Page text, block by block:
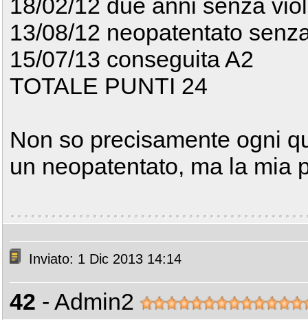
18/02/12 due anni senza
13/08/12 neopatentato
15/07/13 conseguita A2
TOTALE PUNTI 24
Non so precisamente ogni
un neopatentato, ma la mia
Inviato: 1 Dic 2013 14:14
42 - Admin2